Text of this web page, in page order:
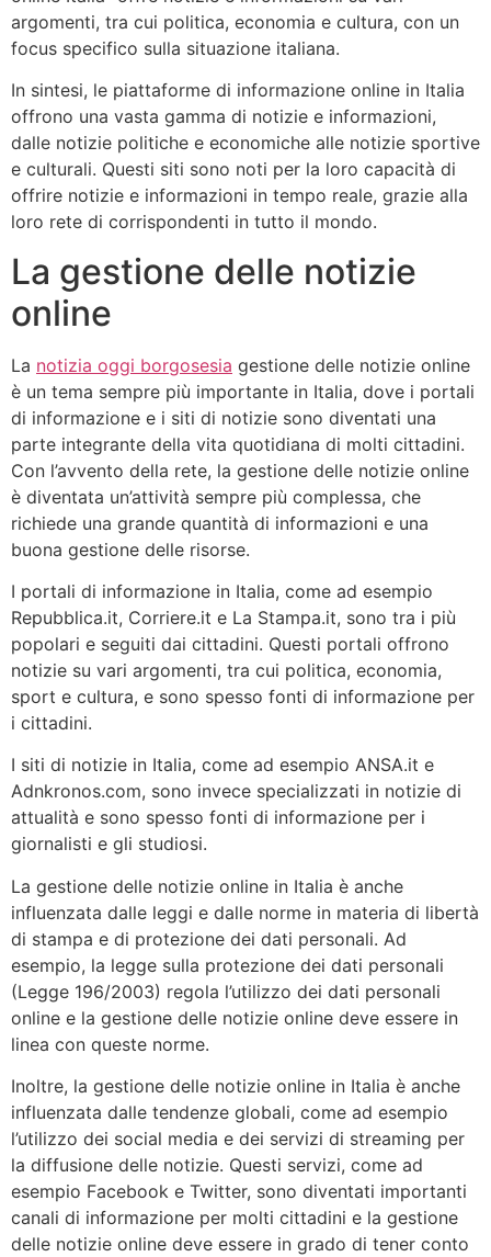
argomenti, tra cui politica, economia e cultura, con un
focus specifico sulla situazione italiana.
In sintesi, le piattaforme di informazione online in Italia
offrono una vasta gamma di notizie e informazioni,
dalle notizie politiche e economiche alle notizie sportive
e culturali. Questi siti sono noti per la loro capacità di
offrire notizie e informazioni in tempo reale, grazie alla
loro rete di corrispondenti in tutto il mondo.
La gestione delle notizie
online
La notizia oggi borgosesia gestione delle notizie online
è un tema sempre più importante in Italia, dove i portali
di informazione e i siti di notizie sono diventati una
parte integrante della vita quotidiana di molti cittadini.
Con l’avvento della rete, la gestione delle notizie online
è diventata un’attività sempre più complessa, che
richiede una grande quantità di informazioni e una
buona gestione delle risorse.
I portali di informazione in Italia, come ad esempio
Repubblica.it, Corriere.it e La Stampa.it, sono tra i più
popolari e seguiti dai cittadini. Questi portali offrono
notizie su vari argomenti, tra cui politica, economia,
sport e cultura, e sono spesso fonti di informazione per
i cittadini.
I siti di notizie in Italia, come ad esempio ANSA.it e
Adnkronos.com, sono invece specializzati in notizie di
attualità e sono spesso fonti di informazione per i
giornalisti e gli studiosi.
La gestione delle notizie online in Italia è anche
influenzata dalle leggi e dalle norme in materia di libertà
di stampa e di protezione dei dati personali. Ad
esempio, la legge sulla protezione dei dati personali
(Legge 196/2003) regola l’utilizzo dei dati personali
online e la gestione delle notizie online deve essere in
linea con queste norme.
Inoltre, la gestione delle notizie online in Italia è anche
influenzata dalle tendenze globali, come ad esempio
l’utilizzo dei social media e dei servizi di streaming per
la diffusione delle notizie. Questi servizi, come ad
esempio Facebook e Twitter, sono diventati importanti
canali di informazione per molti cittadini e la gestione
delle notizie online deve essere in grado di tener conto